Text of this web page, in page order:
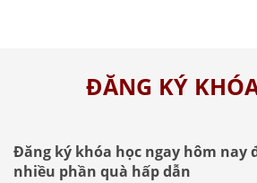
ĐĂNG KÝ
Đăng ký khóa học ngay hôm nay
nhiều phần quà hấp dẫn